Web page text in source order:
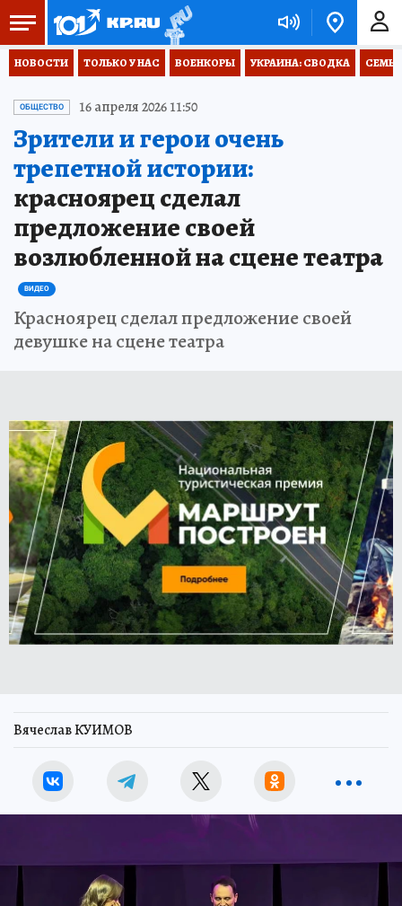
НОВОСТИ ТОЛЬКО У НАС ВОЕНКОРЫ УКРАИНА: СВОДКА
ОБЩЕСТВО 16 апреля 2026 11:50
Зрители и герои очень
трепетной истории:
красноярец сделал
предложение своей
возлюбленной на сцене театра
ВИДЕО
Красноярец сделал предложение своей
девушке на сцене театра
Вячеслав КУИМОВ